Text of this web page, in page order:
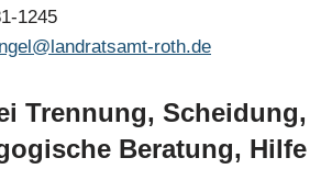
1245
roth.de
Trennung, Scheidung,
Beratung, Hilfe